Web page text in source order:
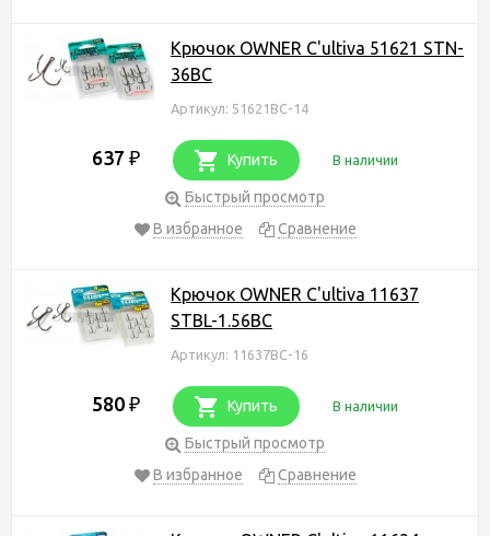
Крючок OWNER C'ultiva 51621 STN-
36BC
Артикул: 51621BC-14
637 ₽ Купить В наличии
Быстрый просмотр
В избранное
Сравнение
Крючок OWNER C'ultiva 11637
STBL-1.56BC
Артикул: 11637BC-16
580 ₽ Купить В наличии
Быстрый просмотр
В избранное
Сравнение